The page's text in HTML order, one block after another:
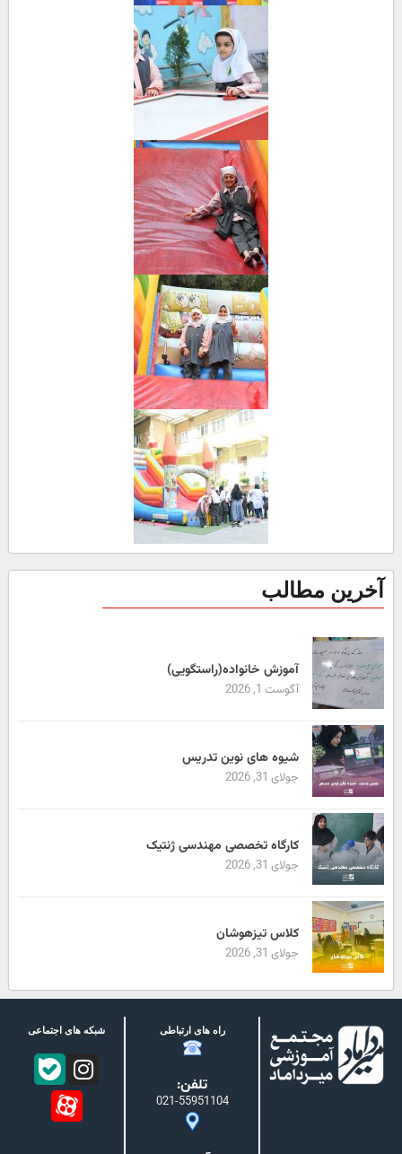
آخرین مطالب
آموزش خانواده(راستگویی)
آگوست 1, 2026
شیوه های نوین تدریس
جولای 31, 2026
کارگاه تخصصی مهندسی ژنتیک
جولای 31, 2026
کلاس تیزهوشان
جولای 31, 2026
راه های ارتباطی
تلفن:
021-55951104
شبکه های اجتماعی